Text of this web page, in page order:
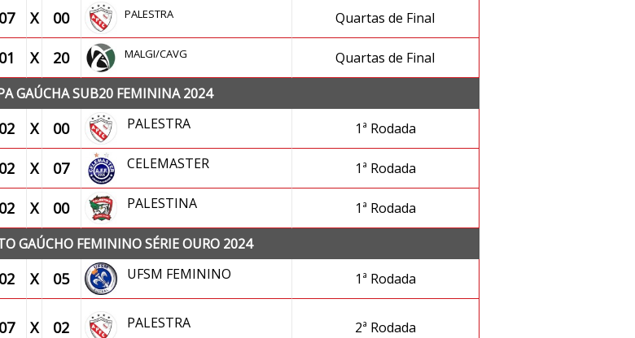
07 X 00 PALESTRA Quartas de Final
01 X 20 MALGI/CAVG
Quartas de Final
GAÚCHA SUB20 FEMININA 2024
02 X 00 PALESTRA 1ª Rodada
02 X 07 CELEMASTER 1ª Rodada
02 X 00 PALESTINA
1ª Rodada
GAÚCHO FEMININO SÉRIE OURO 2024
02 X 05 UFSM FEMININO 1ª Rodada
07 X 02 PALESTRA 2ª Rodada